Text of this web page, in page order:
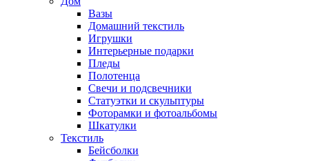
Вазы
Домашний текстиль
Игрушки
Интерьерные подарки
Пледы
Полотенца
Свечи и подсвечники
Статуэтки и скульптуры
Фоторамки и фотоальбомы
Шкатулки
Текстиль
Бейсболки